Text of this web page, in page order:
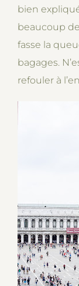
bien
beaucoup
fasse la
bagages.
refouler à